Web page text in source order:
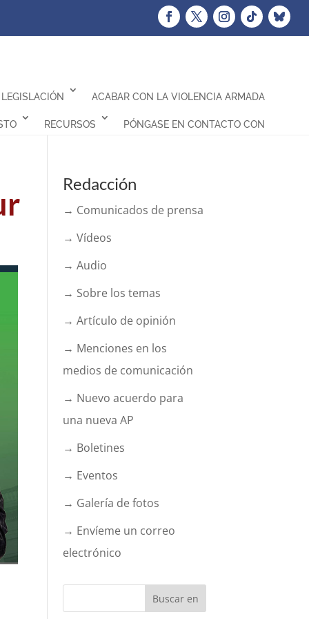
LEGISLACIÓN ACABAR CON LA VIOLENCIA ARMADA
RECURSOS PÓNGASE EN CONTACTO CON
Redacción
→ Comunicados de prensa
→ Vídeos
→ Audio
→ Sobre los temas
→ Artículo de opinión
→ Menciones en los
medios de comunicación
→ Nuevo acuerdo para
una nueva AP
→ Boletines
→ Eventos
→ Galería de fotos
→ Envíeme un correo
electrónico